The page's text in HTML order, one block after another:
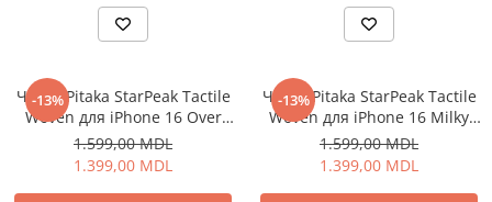
Фен щетки для волос
Фены для волос
ирригаторы
Электробритвы
Уход за домом
Проводные колонки
Умные колонки
Гейминг
Аксессуары и Игровые Товары
Игровые консоли
Игры для консолей и ПК
Сетевое оборудование
-13%
Чехол Pitaka StarPeak Tactile
Woven для iPhone 16 Over
the horizon
1.599,00 MDL
1.399,00 MDL
-13%
Чехол Pitaka StarPeak Tactile
Woven для iPhone 16 Milky
way galaxy
1.599,00 MDL
1.399,00 MDL